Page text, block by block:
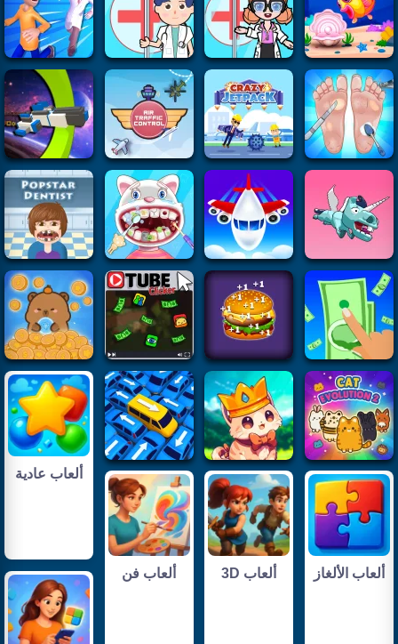
ألعاب عادية
ألعاب الألغاز ألعاب 3D ألعاب فن